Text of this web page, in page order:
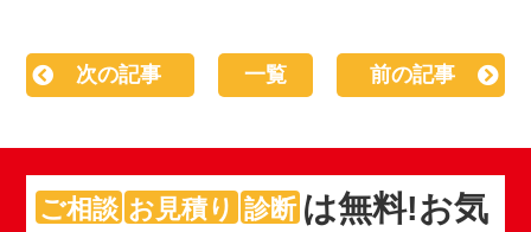
次の記事 一覧 前の記事
ご相談 お見積り 診断 は無料!お気